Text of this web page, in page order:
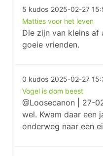
5 kudos 2025-02-27
Matties voor het leven
Die zijn van kleins af
goeie vrienden.
0 kudos 2025-02-27
Vogel is dom beest
@Loosecanon | 27-
wel. Kwam daar een
onderweg naar een